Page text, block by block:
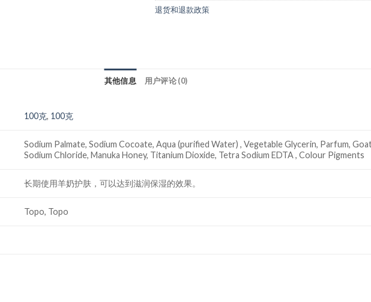
退货和退款政策
其他信息 用户评论 (0)
100克, 100克
Sodium Palmate, Sodium Cocoate, Aqua (purified Water) , Vegetable Glycerin, Parfum,
Sodium Chloride, Manuka Honey, Titanium Dioxide, Tetra Sodium EDTA , Colour Pigments
长期使用羊奶护肤，可以达到滋润保湿的效果。
Topo, Topo